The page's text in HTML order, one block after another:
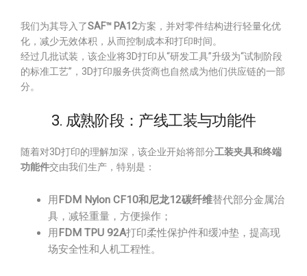
我们为其导入了SAF™ PA12方案，并对零件结构进行轻量化优
化，减少无效体积，从而控制成本和打印时间。
经过几批试装，该企业将3D打印从“研发工具”升级为“试制阶段
的标准工艺”，3D打印服务供货商也自然成为他们供应链的一部
分。
3. 成熟阶段：产线工装与功能件
随着对3D打印的理解加深，该企业开始将部分工装夹具和终端
功能件交由我们生产，特别是：
用 FDM Nylon CF10和尼龙12碳纤维替代部分金属治
具，减轻重量，方便操作；
用 FDM TPU 92A打印柔性保护件和缓冲垫，提高现
场安全性和人机工程性。